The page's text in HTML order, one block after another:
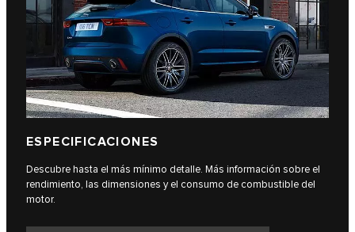
ESPECIFICACIONES
Descubre hasta el más mínimo detalle. Más información sobre el
rendimiento, las dimensiones y el consumo de combustible del
motor.